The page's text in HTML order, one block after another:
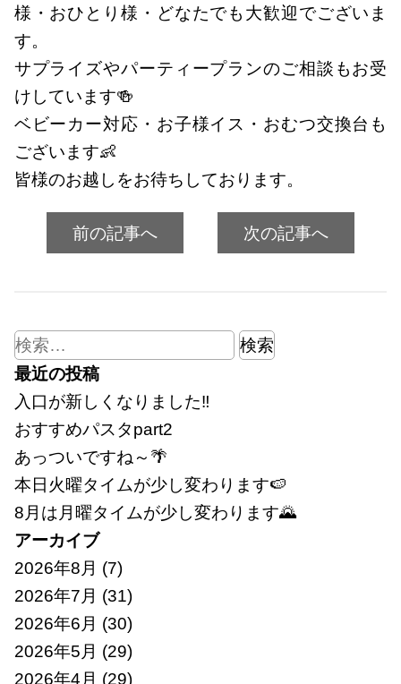
様・おひとり様・どなたでも大歓迎でございま
す。
サプライズやパーティープランのご相談もお受
けしています🍻
ベビーカー対応・お子様イス・おむつ交換台も
ございます👶
皆様のお越しをお待ちしております。
前の記事へ 次の記事へ
検
索:
最近の投稿
入口が新しくなりました‼
おすすめパスタpart2
あっついですね～🌴
本日火曜タイムが少し変わります🍉
8月は月曜タイムが少し変わります🌄
アーカイブ
2026年8月 (7)
2026年7月 (31)
2026年6月 (30)
2026年5月 (29)
2026年4月 (29)